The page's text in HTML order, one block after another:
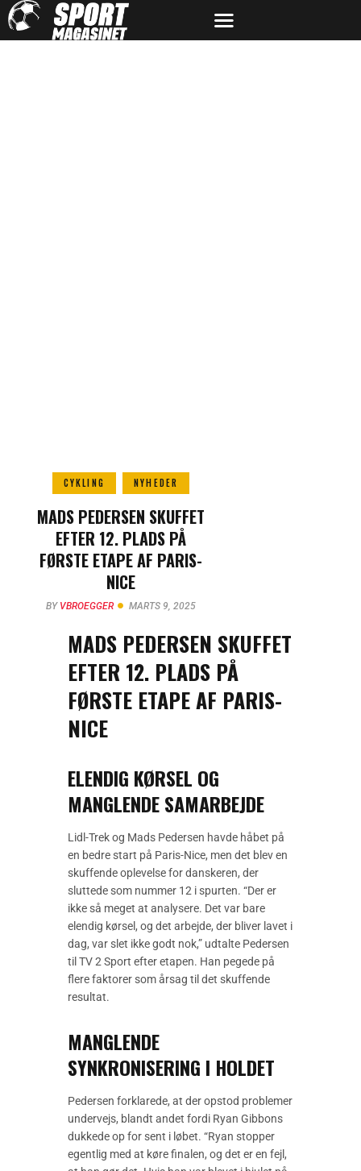
CYKLING NYHEDER
MADS PEDERSEN SKUFFET
EFTER 12. PLADS PÅ
FØRSTE ETAPE AF PARIS-
NICE
BY VBROEGGER MARTS 9, 2025
MADS PEDERSEN SKUFFET
EFTER 12. PLADS PÅ
FØRSTE ETAPE AF PARIS-
NICE
ELENDIG KØRSEL OG
MANGLENDE SAMARBEJDE
Lidl-Trek og Mads Pedersen havde håbet på
en bedre start på Paris-Nice, men det blev en
skuffende oplevelse for danskeren, der
sluttede som nummer 12 i spurten. “Der er
ikke så meget at analysere. Det var bare
elendig kørsel, og det arbejde, der bliver lavet i
dag, var slet ikke godt nok,” udtalte Pedersen
til TV 2 Sport efter etapen. Han pegede på
flere faktorer som årsag til det skuffende
resultat.
MANGLENDE
SYNKRONISERING I HOLDET
Pedersen forklarede, at der opstod problemer
undervejs, blandt andet fordi Ryan Gibbons
dukkede op for sent i løbet. “Ryan stopper
egentlig med at køre finalen, og det er en fejl,